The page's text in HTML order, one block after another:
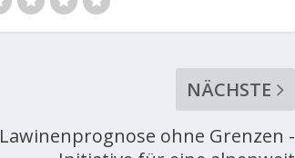
NÄCHSTE
Lawinenprognose ohne Grenzen -